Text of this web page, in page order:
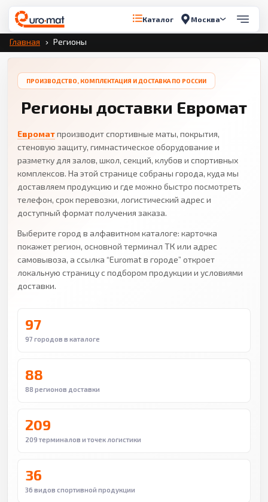
Каталог Москва
Главная Регионы
ПРОИЗВОДСТВО, КОМПЛЕКТАЦИЯ И ДОСТАВКА ПО РОССИИ
Регионы доставки Евромат
Евроматпроизводит спортивные маты, покрытия,
стеновую защиту, гимнастическое оборудование и
разметку для залов, школ, секций, клубов и спортивных
комплексов. На этой странице собраны города, куда мы
доставляем продукцию и где можно быстро посмотреть
телефон, срок перевозки, логистический адрес и
доступный формат получения заказа.
Выберите город в алфавитном каталоге: карточка
покажет регион, основной терминал ТК или адрес
самовывоза, а ссылка “Euromat в городе” откроет
локальную страницу с подбором продукции и условиями
доставки.
97
97 городов в каталоге
88
88 регионов доставки
209
209 терминалов и точек логистики
36
36 видов спортивной продукции